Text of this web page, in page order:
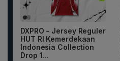
DXPRO - Jersey Reguler
HUT RI Kemerdekaan
Indonesia Collection
Drop 1...